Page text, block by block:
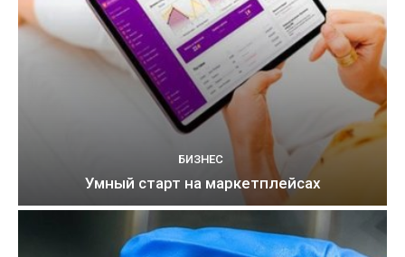
БИЗНЕС
Умный старт на маркетплейсах